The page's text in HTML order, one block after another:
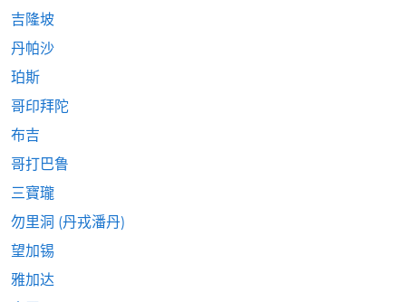
吉隆坡
丹帕沙
珀斯
哥印拜陀
布吉
哥打巴鲁
三寶瓏
勿里洞 (丹戎潘丹)
望加锡
雅加达